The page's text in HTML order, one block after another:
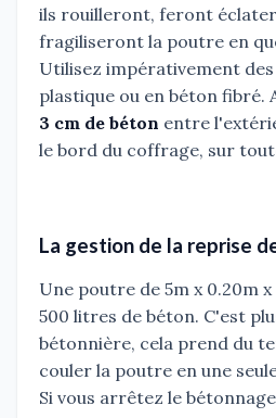
ils rouilleront, feront
fragiliseront la poutre en
Utilisez impérativement des
plastique ou en béton fibré.
3 cm de béton entre
le bord du coffrage, sur
La gestion de la reprise
Une poutre de 5m x 0.20m
500 litres de béton. C'est
bétonnière, cela prend du
couler la poutre en une
Si vous arrêtez le